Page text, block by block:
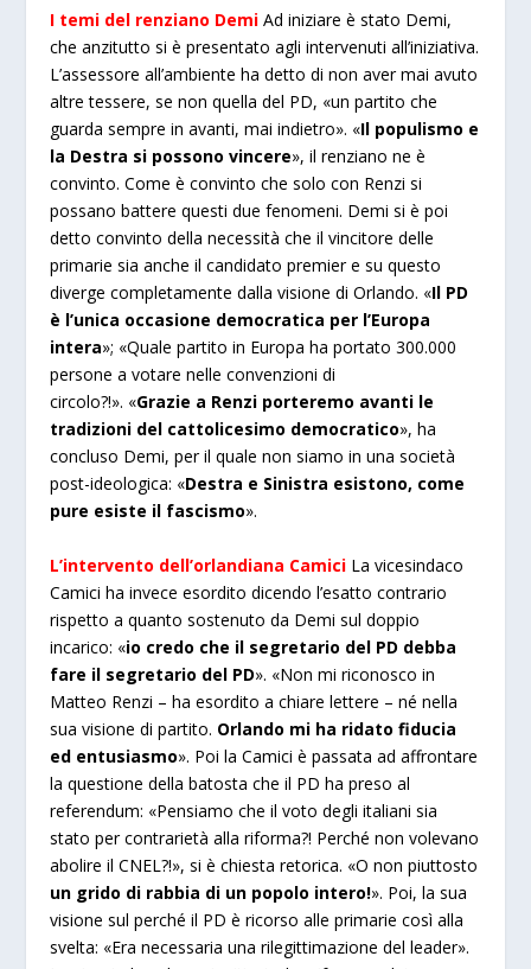
I temi del renziano DemiAd iniziare è stato Demi,
che anzitutto si è presentato agli intervenuti all’iniziativa.
L’assessore all’ambiente ha detto di non aver mai avuto
altre tessere, se non quella del PD, «un partito che
guarda sempre in avanti, mai indietro». «Il populismo e
la Destra si possono vincere», il renziano ne è
convinto. Come è convinto che solo con Renzi si
possano battere questi due fenomeni. Demi si è poi
detto convinto della necessità che il vincitore delle
primarie sia anche il candidato premier e su questo
diverge completamente dalla visione di Orlando. «Il PD
è l’unica occasione democratica per l’Europa
intera»; «Quale partito in Europa ha portato 300.000
persone a votare nelle convenzioni di
circolo?!». «Grazie a Renzi porteremo avanti le
tradizioni del cattolicesimo democratico», ha
concluso Demi, per il quale non siamo in una società
post-ideologica: «Destra e Sinistra esistono, come
pure esiste il fascismo».
L’intervento dell’orlandiana Camici La vicesindaco
Camici ha invece esordito dicendo l’esatto contrario
rispetto a quanto sostenuto da Demi sul doppio
incarico: «io credo che il segretario del PD debba
fare il segretario del PD». «Non mi riconosco in
Matteo Renzi – ha esordito a chiare lettere – né nella
sua visione di partito. Orlando mi ha ridato fiducia
ed entusiasmo». Poi la Camici è passata ad affrontare
la questione della batosta che il PD ha preso al
referendum: «Pensiamo che il voto degli italiani sia
stato per contrarietà alla riforma?! Perché non volevano
abolire il CNEL?!», si è chiesta retorica. «O non piuttosto
un grido di rabbia di un popolo intero!». Poi, la sua
visione sul perché il PD è ricorso alle primarie così alla
svelta: «Era necessaria una rilegittimazione del leader».